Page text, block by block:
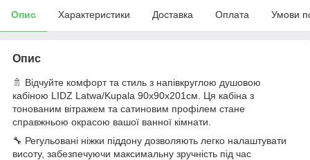
Опис Характеристики Доставка Оплата Умови
Опис
🚿 Відчуйте комфорт та стиль з напівкруглою душовою
кабіною LIDZ Latwa/Kupala 90x90x201см. Ця кабіна з
тонованим вітражем та сатиновим профілем стане
справжньою окрасою вашої ванної кімнати.
🔧 Регульовані ніжки піддону дозволяють легко налаштувати
висоту, забезпечуючи максимальну зручність під час